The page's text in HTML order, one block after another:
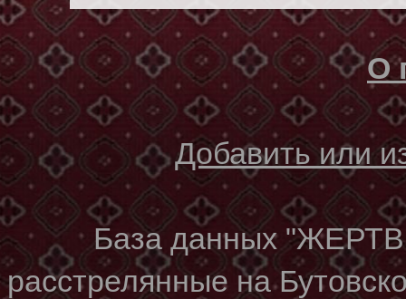
О
Добавить или
База данных
расстрелянные на